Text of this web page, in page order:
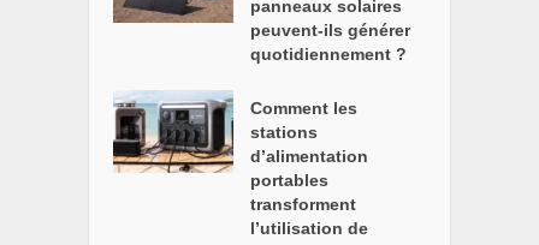
panneaux solaires
peuvent-ils générer
quotidiennement ?
Comment les
stations
d’alimentation
portables
transforment
l’utilisation de